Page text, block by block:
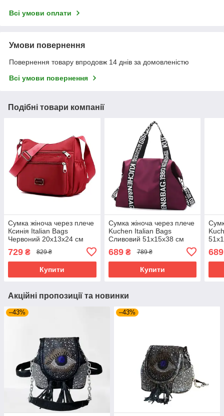
Всі умови оплати
Умови повернення
Повернення товару впродовж 14 днів за домовленістю
Всі умови повернення
Подібні товари компанії
Сумка жіноча через плече
Ксинія Italian Bags
Червоний 20x13x24 см
729 ₴ 829 ₴
Купити
Сумка жіноча через плече
Kuchen Italian Bags
Сливовий 51х15х38 см
689₴ 789 ₴
Купити
689
Акційні пропозиції та новинки
–43% –43%